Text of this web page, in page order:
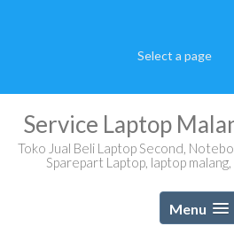
Service Laptop
Toko Jual Beli Laptop Second,
Sparepart Laptop, laptop
Menu